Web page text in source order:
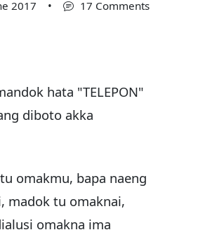
2017 • 17 Comments
hata "TELEPON"
diboto akka
omakmu, bapa naeng
madok tu omaknai,
omakna ima